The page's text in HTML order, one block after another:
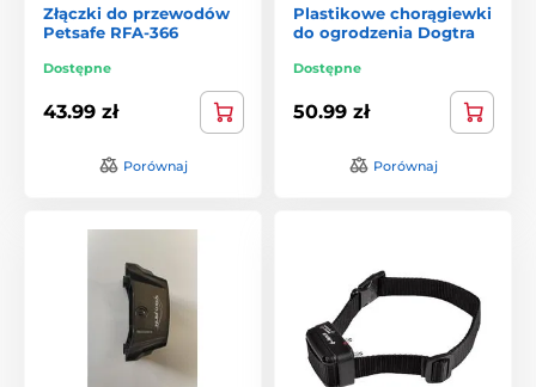
Złączki do przewodów
Petsafe RFA-366
Dostępne
43.99 zł
Porównaj
Plastikowe chorągiewki
do ogrodzenia Dogtra
Dostępne
50.99 zł
Porównaj